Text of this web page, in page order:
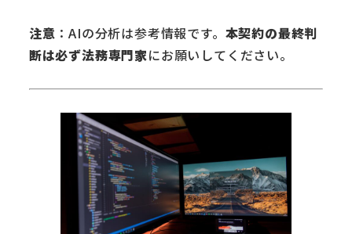
注意 ：AIの分析は参考情報です。 本契約の最終判
断は必ず法務専門家にお願いしてください。